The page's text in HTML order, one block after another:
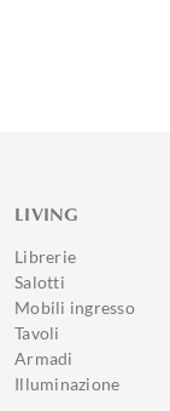
LIVING
Librerie
Salotti
Mobili ingresso
Tavoli
Armadi
Illuminazione